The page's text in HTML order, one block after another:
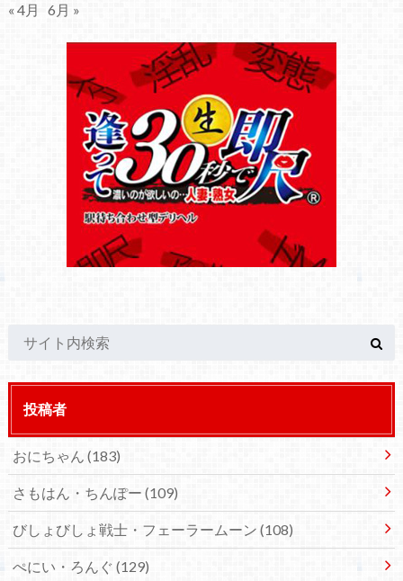
« 4月
6月 »
投稿者
おにちゃん (183)
さもはん・ちんぽー (109)
びしょびしょ戦士・フェーラームーン (108)
ぺにい・ろんぐ (129)